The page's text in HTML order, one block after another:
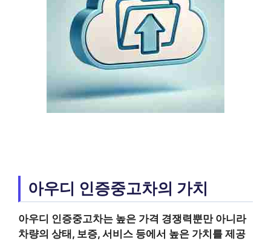
아우디 인증중고차의 가치
아우디 인증중고차는 높은 가격 경쟁력뿐만 아니라
차량의 상태, 보증, 서비스 등에서 높은 가치를 제공